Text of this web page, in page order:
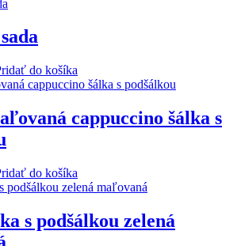
do košíka
cappuccino šálka s
do košíka
s podšálkou zelená